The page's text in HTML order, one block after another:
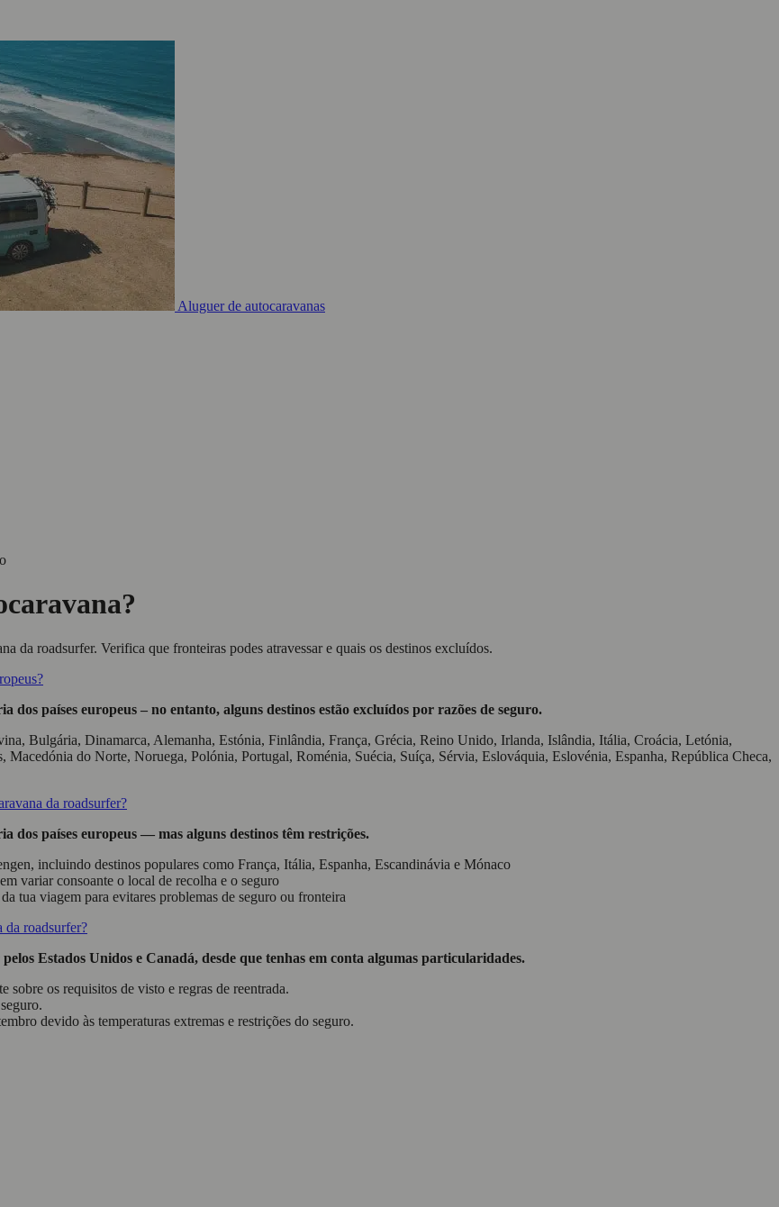
Aluguer de autocaravanas
da roadsurfer. Verifica que fronteiras podes atravessar e quais os destinos excluídos.
países europeus – no entanto, alguns destinos estão excluídos por razões de seguro.
Bulgária, Dinamarca, Alemanha, Estónia, Finlândia, França, Grécia, Reino Unido, Irlanda, Islândia, Itália, Croácia, Letónia,
do Norte, Noruega, Polónia, Portugal, Roménia, Suécia, Suíça, Sérvia, Eslováquia, Eslovénia, Espanha, República Checa,
da roadsurfer?
países europeus — mas alguns destinos têm restrições.
incluindo destinos populares como França, Itália, Espanha, Escandinávia e Mónaco
variar consoante o local de recolha e o seguro
da tua viagem para evitares problemas de seguro ou fronteira
da roadsurfer?
Estados Unidos e Canadá, desde que tenhas em conta algumas particularidades.
sobre os requisitos de visto e regras de reentrada.
devido às temperaturas extremas e restrições do seguro.